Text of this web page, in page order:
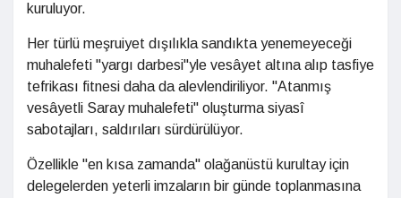
kuruluyor.
Her türlü meşruiyet dışılıkla sandıkta yenemeyeceği
muhalefeti "yargı darbesi"yle vesâyet altına alıp tasfiye
tefrikası fitnesi daha da alevlendiriliyor. "Atanmış
vesâyetli Saray muhalefeti" oluşturma siyasî
sabotajları, saldırıları sürdürülüyor.
Özellikle "en kısa zamanda" olağanüstü kurultay için
delegelerden yeterli imzaların bir günde toplanmasına